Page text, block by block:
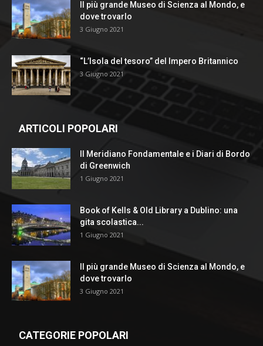
Il più grande Museo di Scienza al Mondo, e
dove trovarlo
3 Giugno 2021
“L’Isola del tesoro” del Impero Britannico
3 Giugno 2021
ARTICOLI POPOLARI
Il Meridiano Fondamentale e i Diari di Bordo
di Greenwich
1 Giugno 2021
Book of Kells & Old Library a Dublino: una
gita scolastica...
1 Giugno 2021
Il più grande Museo di Scienza al Mondo, e
dove trovarlo
3 Giugno 2021
CATEGORIE POPOLARI